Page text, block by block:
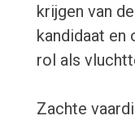
krijgen van
kandidaat
rol als
Zachte